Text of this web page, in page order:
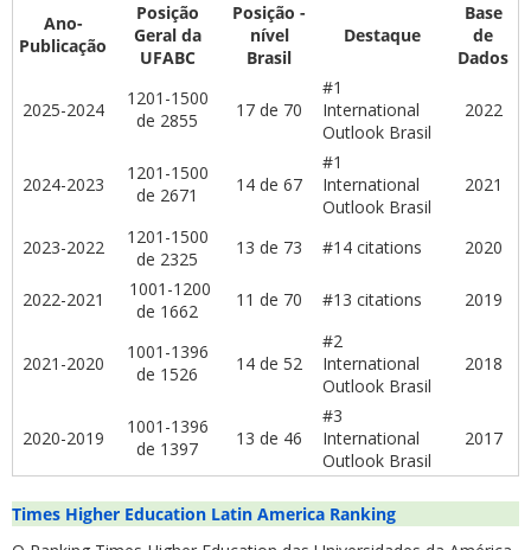
Ano-
Publicação
Posição
Geral da
UFABC
Posição -
nível
Brasil
Destaque
Base
de
Dados
2025-2024
1201-1500
de 2855
17 de 70
#1
International
Outlook Brasil
2022
2024-2023
1201-1500
de 2671
14 de 67
#1
International
Outlook Brasil
2021
2023-2022
1201-1500
de 2325
13 de 73 #14 citations 2020
2022-2021
1001-1200
de 1662
11 de 70 #13 citations 2019
2021-2020
1001-1396
de 1526
14 de 52
#2
International
Outlook Brasil
2018
2020-2019
1001-1396
de 1397
13 de 46
#3
International
Outlook Brasil
2017
Times Higher Education Latin America Ranking